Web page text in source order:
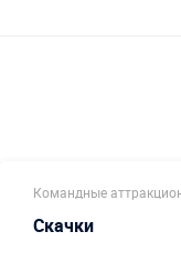
Командные
Скачки